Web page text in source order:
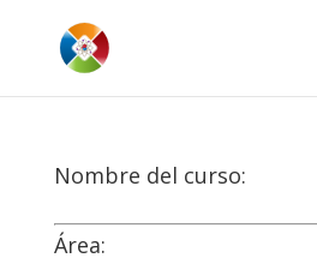
Nombre del curso:
Área: